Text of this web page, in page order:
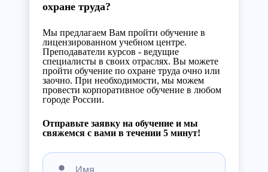
охране труда?
Мы предлагаем Вам пройти обучение в
лицензированном учебном центре.
Преподаватели курсов - ведущие
специалисты в своих отраслях. Вы можете
пройти обучение по охране труда очно или
заочно. При необходимости, мы можем
провести корпоративное обучение в любом
городе России.
Отправьте заявку на обучение и мы
свяжемся с вами в течении 5 минут!